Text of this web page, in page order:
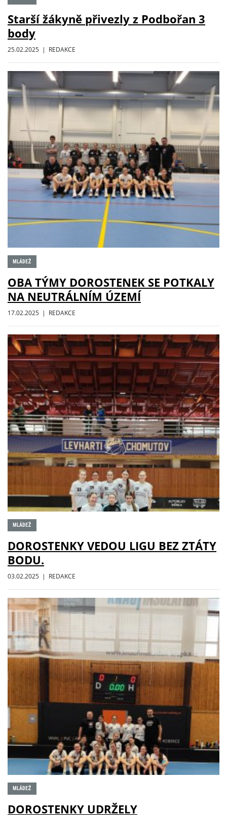
Starší žákyně přivezly z Podbořan 3
body
25.02.2025 | REDAKCE
MLÁDEŽ
OBA TÝMY DOROSTENEK SE POTKALY
NA NEUTRÁLNÍM ÚZEMÍ
17.02.2025 | REDAKCE
MLÁDEŽ
DOROSTENKY VEDOU LIGU BEZ ZTÁTY
BODU.
03.02.2025 | REDAKCE
MLÁDEŽ
DOROSTENKY UDRŽELY